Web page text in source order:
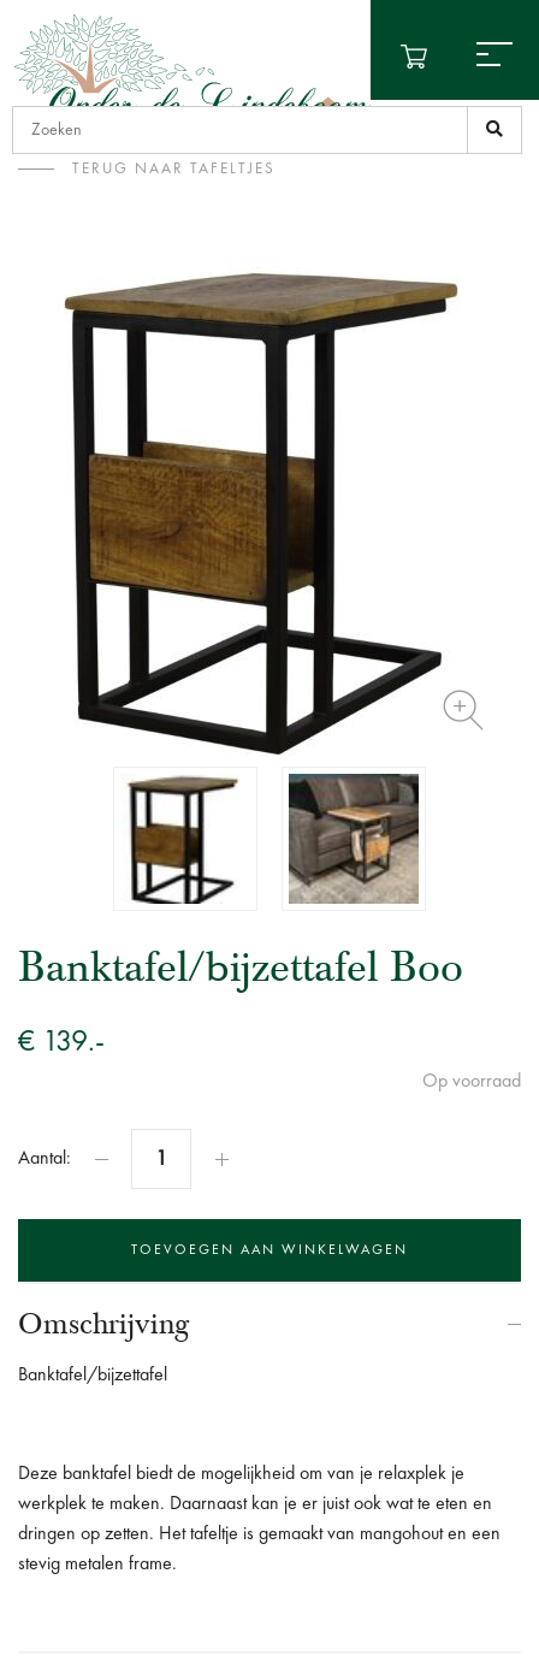
TERUG NAAR TAFELTJES
Banktafel/bijzettafel Boo
€ 139.-
Op voorraad
Aantal:
Omschrijving
Banktafel/bijzettafel
Deze banktafel biedt de mogelijkheid om van je relaxplek je
werkplek te maken. Daarnaast kan je er juist ook wat te eten en
dringen op zetten. Het tafeltje is gemaakt van mangohout en een
stevig metalen frame.